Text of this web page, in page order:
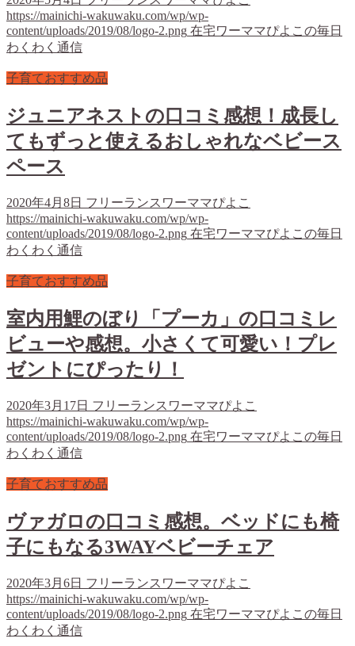
https://mainichi-wakuwaku.com/wp/wp-
content/uploads/2019/08/logo-2.png 在宅ワーママぴよこの毎日
わくわく通信
子育ておすすめ品
ジュニアネストの口コミ感想！成長し
てもずっと使えるおしゃれなベビース
ペース
2020年4月8日 フリーランスワーママぴよこ
https://mainichi-wakuwaku.com/wp/wp-
content/uploads/2019/08/logo-2.png 在宅ワーママぴよこの毎日
わくわく通信
子育ておすすめ品
室内用鯉のぼり「プーカ」の口コミレ
ビューや感想。小さくて可愛い！プレ
ゼントにぴったり！
2020年3月17日 フリーランスワーママぴよこ
https://mainichi-wakuwaku.com/wp/wp-
content/uploads/2019/08/logo-2.png 在宅ワーママぴよこの毎日
わくわく通信
子育ておすすめ品
ヴァガロの口コミ感想。ベッドにも椅
子にもなる3WAYベビーチェア
2020年3月6日 フリーランスワーママぴよこ
https://mainichi-wakuwaku.com/wp/wp-
content/uploads/2019/08/logo-2.png 在宅ワーママぴよこの毎日
わくわく通信